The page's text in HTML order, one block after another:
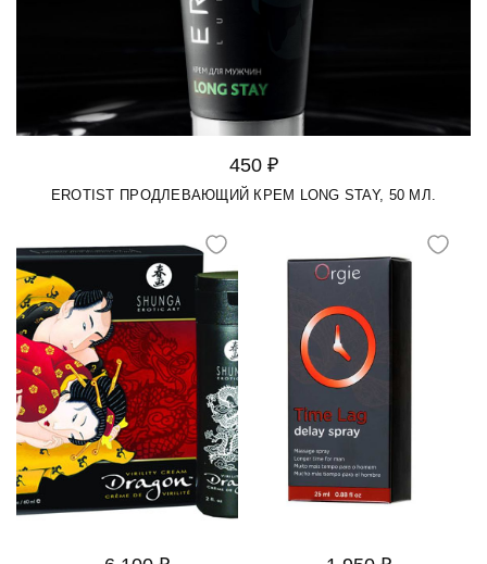
450 ₽
EROTIST ПРОДЛЕВАЮЩИЙ КРЕМ LONG STAY, 50 МЛ.